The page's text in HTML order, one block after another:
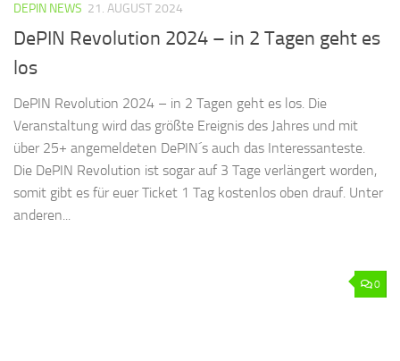
DEPIN NEWS 21. AUGUST 2024
DePIN Revolution 2024 – in 2 Tagen geht es
los
DePIN Revolution 2024 – in 2 Tagen geht es los. Die
Veranstaltung wird das größte Ereignis des Jahres und mit
über 25+ angemeldeten DePIN´s auch das Interessanteste.
Die DePIN Revolution ist sogar auf 3 Tage verlängert worden,
somit gibt es für euer Ticket 1 Tag kostenlos oben drauf. Unter
anderen...
0